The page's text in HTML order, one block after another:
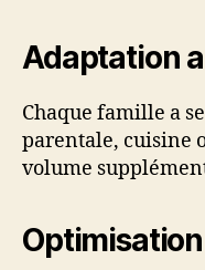
Adaptation
Chaque famille a
parentale, cuisine
volume